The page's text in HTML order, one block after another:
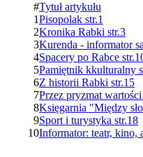
#Tytuł artykułu
1Pisopolak str.1
2Kronika Rabki str.3
3Kurenda - informator
4Spacery po Rabce
5Pamiętnik kkulturalny
6Z historii Rabki str.15
7Przez pryzmat
8Księgarnia "Między
9Sport i turystyka str.18
10Informator: teatr, kino,